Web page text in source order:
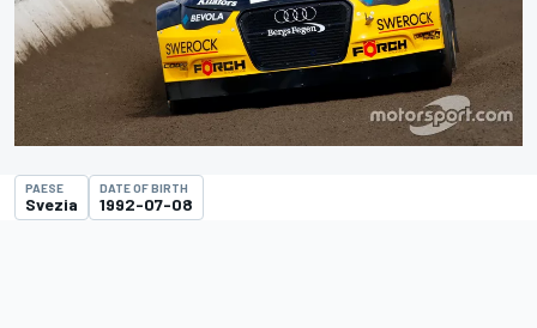
PAESE
Svezia
DATE OF BIRTH
1992-07-08